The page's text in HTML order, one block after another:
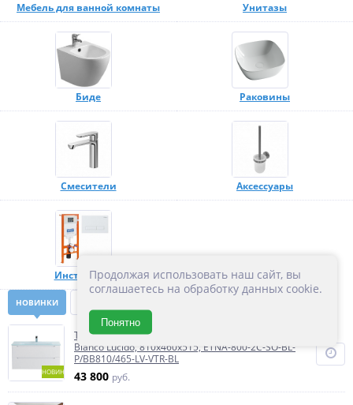
Мебель для ванной комнаты Унитазы
Биде Раковины
Смесители Аксессуары
Инсталляции
НОВИНКИ
НОВИНКА
Тумба с раковиной подвесная Belbagno ETNA 800,
Bianco Lucido, 810х460х515, ETNA-800-2C-SO-BL-
P/BB810/465-LV-VTR-BL
43 800 руб.
Продолжая использовать наш сайт, вы
соглашаетесь на обработку данных cookie.
Понятно